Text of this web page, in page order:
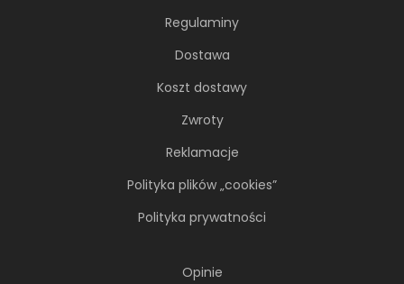
Regulaminy
Dostawa
Koszt dostawy
Zwroty
Reklamacje
Polityka plików „cookies”
Polityka prywatności
Opinie